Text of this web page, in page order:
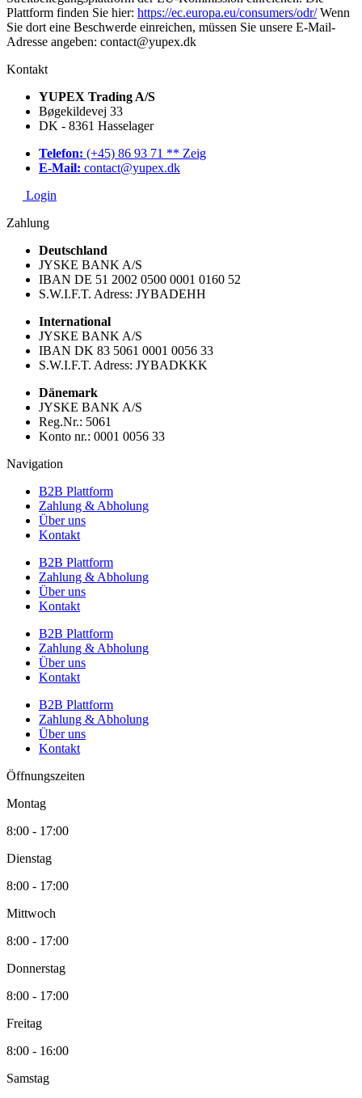
Plattform finden Sie hier: https://ec.europa.eu/consumers/odr/Wenn
Sie dort eine Beschwerde einreichen, müssen Sie unsere E-Mail-
Adresse angeben: contact@yupex.dk
Kontakt
YUPEX Trading A/S
Bøgekildevej 33
DK - 8361 Hasselager
Telefon: (+45) 86 93 71 ** Zeig
E-Mail: contact@yupex.dk
Login
Zahlung
Deutschland
JYSKE BANK A/S
IBAN DE 51 2002 0500 0001 0160 52
S.W.I.F.T. Adress: JYBADEHH
International
JYSKE BANK A/S
IBAN DK 83 5061 0001 0056 33
S.W.I.F.T. Adress: JYBADKKK
Dänemark
JYSKE BANK A/S
Reg.Nr.: 5061
Konto nr.: 0001 0056 33
Navigation
B2B Plattform
Zahlung & Abholung
Über uns
Kontakt
B2B Plattform
Zahlung & Abholung
Über uns
Kontakt
B2B Plattform
Zahlung & Abholung
Über uns
Kontakt
B2B Plattform
Zahlung & Abholung
Über uns
Kontakt
Öffnungszeiten
Montag
8:00 - 17:00
Dienstag
8:00 - 17:00
Mittwoch
8:00 - 17:00
Donnerstag
8:00 - 17:00
Freitag
8:00 - 16:00
Samstag